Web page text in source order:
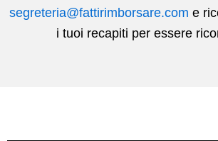
segreteria@fattirimborsare.com e
i tuoi recapiti per essere